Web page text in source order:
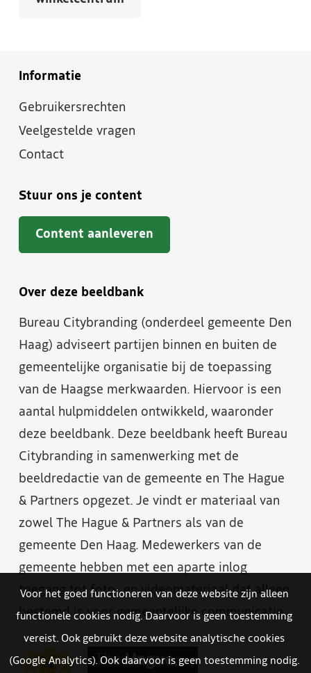
Informatie
Gebruikersrechten
Veelgestelde vragen
Contact
Stuur ons je content
Content aanleveren
Over deze beeldbank
Bureau Citybranding (onderdeel gemeente Den
Haag) adviseert partijen binnen en buiten de
gemeentelijke organisatie bij de toepassing
van de Haagse merkwaarden. Hiervoor is een
aantal hulpmiddelen ontwikkeld, waaronder
deze beeldbank. Deze beeldbank heeft Bureau
Citybranding in samenwerking met de
beeldredactie van de gemeente en The Hague
& Partners opgezet. Je vindt er materiaal van
zowel The Hague & Partners als van de
gemeente Den Haag. Medewerkers van de
gemeente hebben met een aparte inlog
toegang tot foto- en videomateriaal dat alleen
bestemd is voor gemeentelijke communicatie.
Voor het goed functioneren van deze website zijn alleen
functionele cookies nodig. Daarvoor is geen toestemming
vereist. Ook gebruikt deze website analytische cookies
(Google Analytics). Ook daarvoor is geen toestemming nodig.